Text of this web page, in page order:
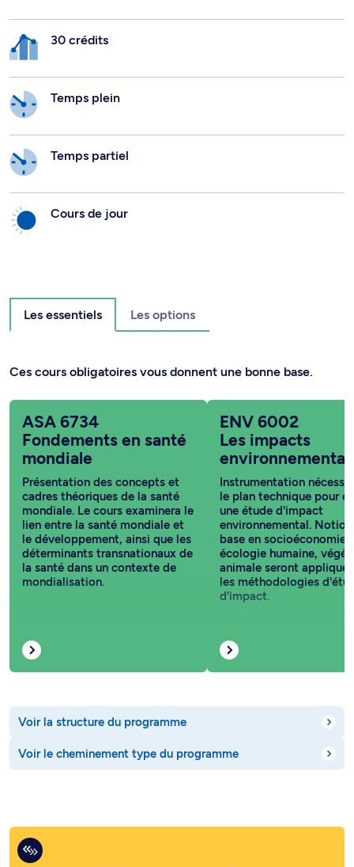
30 crédits
Temps plein
Temps partiel
Cours de jour
Les essentiels Les options
Ces cours obligatoires vous donnent une bonne base.
ASA 6734
Fondements en santé
mondiale
Présentation des concepts et
cadres théoriques de la santé
mondiale. Le cours examinera le
lien entre la santé mondiale et
le développement, ainsi que les
déterminants transnationaux de
la santé dans un contexte de
mondialisation.
ENV 6002
Les impacts
Instrumentation
le plan technique pour
une étude d'impact
environnemental.
base en socioéconomie,
écologie humaine,
animale seront
les méthodologies
d'impact.
Voir la structure du programme
Voir le cheminement type du programme